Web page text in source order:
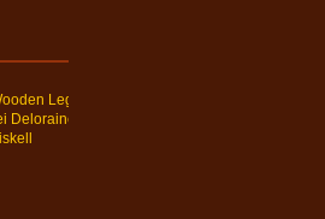
Legs
Deloraine